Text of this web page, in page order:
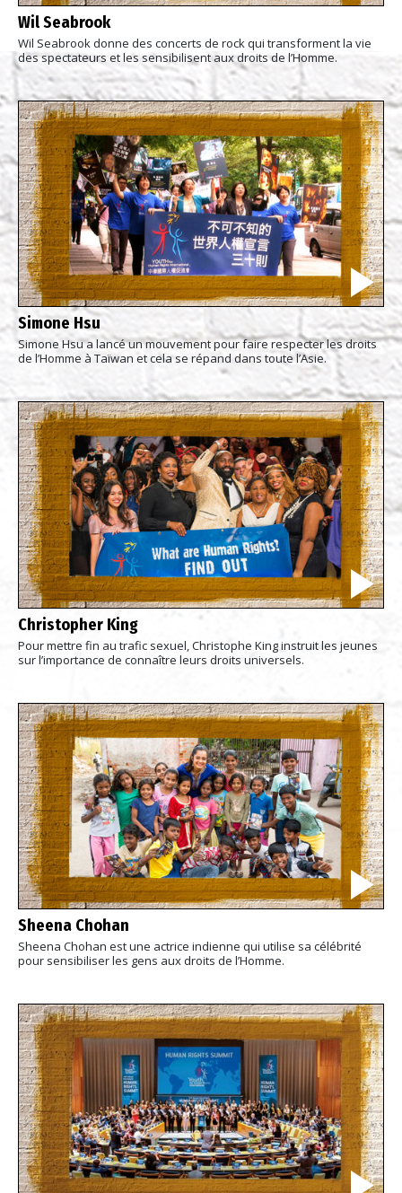
Wil Seabrook
Wil Seabrook donne des concerts de rock qui transforment la vie
des spectateurs et les sensibilisent aux droits de l’Homme.
Simone Hsu
Simone Hsu a lancé un mouvement pour faire respecter les droits
de l’Homme à Taïwan et cela se répand dans toute l’Asie.
Christopher King
Pour mettre fin au trafic sexuel, Christophe King instruit les jeunes
sur l’importance de connaître leurs droits universels.
Sheena Chohan
Sheena Chohan est une actrice indienne qui utilise sa célébrité
pour sensibiliser les gens aux droits de l’Homme.